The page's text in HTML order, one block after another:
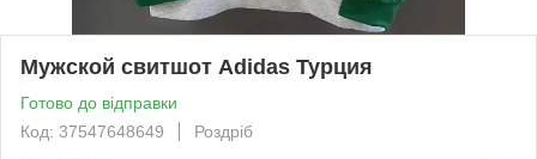
Мужской свитшот Adidas Турция
Готово до відправки
Код: 37547648649
Роздріб